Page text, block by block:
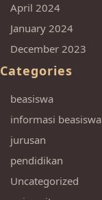
April 2024
January 2024
December 2023
Categories
beasiswa
informasi beasiswa
jurusan
pendidikan
Uncategorized